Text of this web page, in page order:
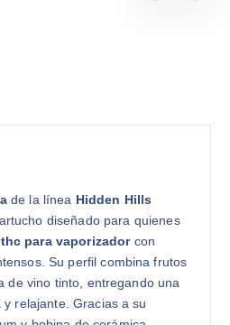
de la línea Hidden Hills
diseñado para quienes
para vaporizadorcon
Su perfil combina frutos
de vino tinto, entregando una
relajante. Gracias a su